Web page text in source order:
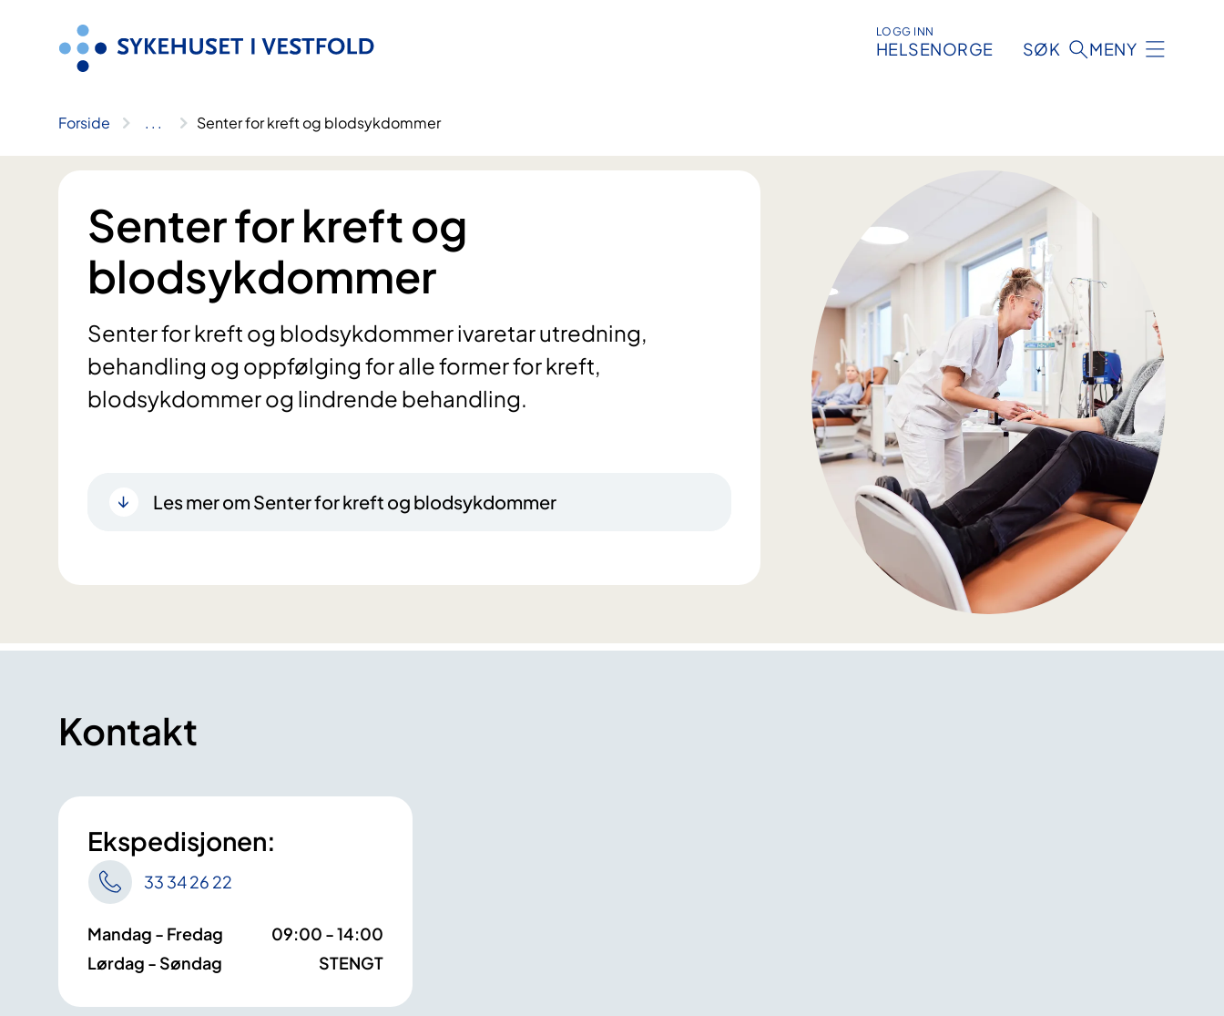
LOGG INN
HELSENORGE SØK MENY
Forside .. . Senter for kreft og blodsykdommer
Senter for kreft og
blodsykdommer
Senter for kreft og blodsykdommer ivaretar utredning,
behandling og oppfølging for alle former for kreft,
blodsykdommer og lindrende behandling.
Les mer om Senter for kreft og blodsykdommer
Kontakt
Ekspedisjonen:
33 34 26 22
Mandag - Fredag
09:00 - 14:00
Lørdag - Søndag
STENGT